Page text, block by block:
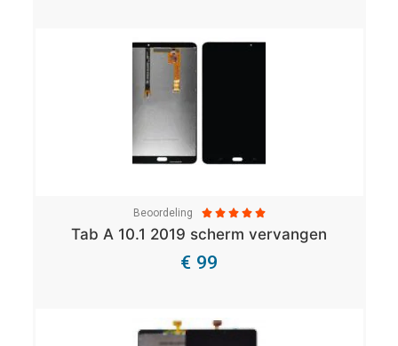
Beoordeling     
Tab A 10.1 2019 scherm vervangen
€ 99
Bekijk Details